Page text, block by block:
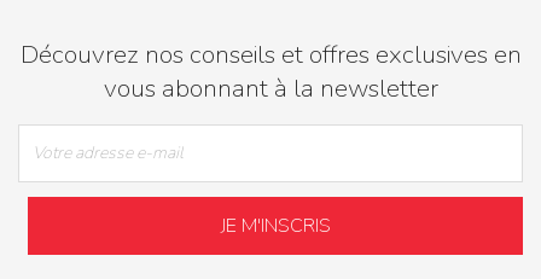
Découvrez nos conseils et offres exclusives en
vous abonnant à la newsletter